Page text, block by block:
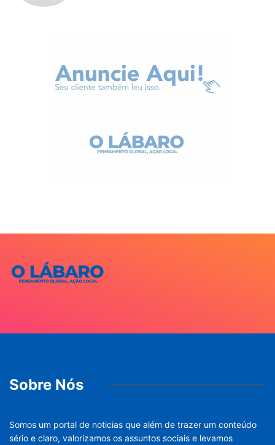
Sobre Nós
Somos um portal de noticias que além de trazer um conteúdo
sério e claro, valorizamos os assuntos sociais e levamos